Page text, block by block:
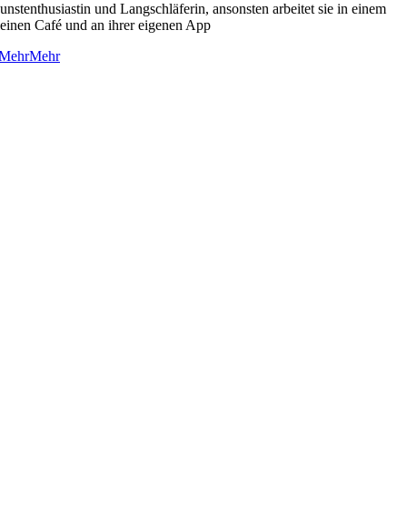
und Langschläferin, ansonsten arbeitet sie in einem
Café und an ihrer eigenen App
Mehr